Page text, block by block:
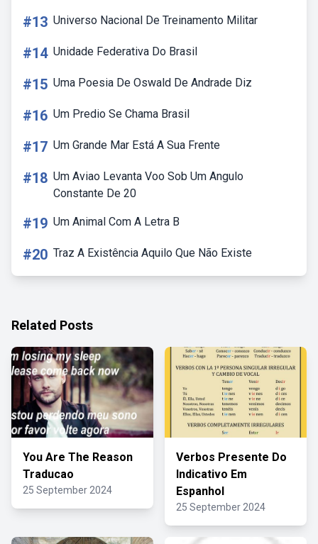
#13 Universo Nacional De Treinamento Militar
#14 Unidade Federativa Do Brasil
#15 Uma Poesia De Oswald De Andrade Diz
#16 Um Predio Se Chama Brasil
#17 Um Grande Mar Está A Sua Frente
#18 Um Aviao Levanta Voo Sob Um Angulo
Constante De 20
#19 Um Animal Com A Letra B
#20 Traz A Existência Aquilo Que Não Existe
Related Posts
You Are The Reason
Traducao
25 September 2024
Verbos Presente Do
Indicativo Em
Espanhol
25 September 2024